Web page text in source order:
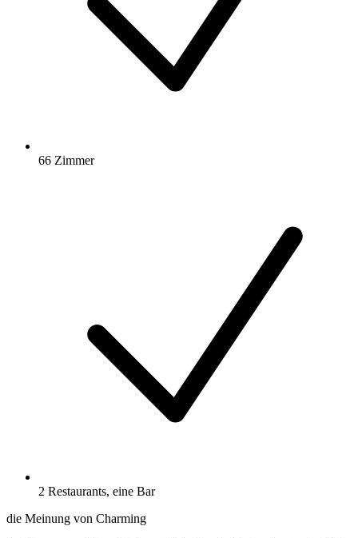
66 Zimmer
2 Restaurants, eine Bar
die Meinung von Charming